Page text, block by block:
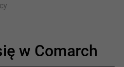
w Comarch